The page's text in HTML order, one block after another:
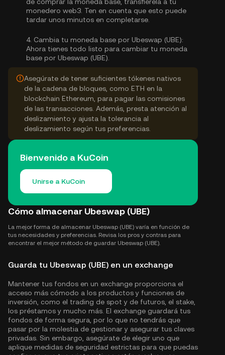
monedero web3. Ten en cuenta que esto puede
tardar unos minutos en completarse.
4. Cambia tu moneda base por Ubeswap (UBE):
Ahora tienes todo listo para cambiar tu moneda
base por Ubeswap (UBE).
Asegúrate de tener suficientes tókenes nativos
de la cadena de bloques, como ETH en la
blockchain Ethereum, para pagar las comisiones
de las transacciones. Además, presta atención al
deslizamiento y ajusta la tolerancia al
deslizamiento según tus preferencias.
Bienvenido a KuCoin
Unirse a KuCoin
Cómo almacenar Ubeswap (UBE)
La mejor forma de almacenar Ubeswap (UBE) varía en función de
tus necesidades y preferencias. Revisa los pros y contras para
encontrar el mejor método de guardar Ubeswap (UBE).
Guarda tu Ubeswap (UBE) en un exchange
Mantener tus fondos en un exchange proporciona el
acceso más cómodo a los productos y funciones de
inversión, como el trading de spot y de futuros, el stake,
los préstamos y mucho más. El exchange guardará tus
fondos de forma segura, por lo que no tendrás que
pasar por la molestia de gestionar y asegurar tus claves
privadas. Sin embargo, asegúrate de elegir uno que
aplique medidas de seguridad estrictas para que puedas